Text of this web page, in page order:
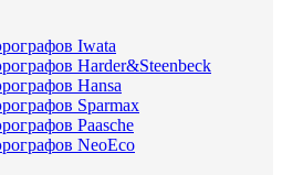
Iwata
Harder&Steenbeck
Hansa
Sparmax
Paasche
NeoEco